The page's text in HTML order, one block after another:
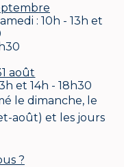
: 10h - 13h et
août
et 14h - 18h30
le dimanche, le
août) et les jours
?